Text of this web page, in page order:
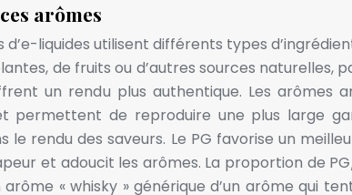
arômes
liquides utilisent différents types
de fruits ou d’autres sources naturelles,
un rendu plus authentique. Les
permettent de reproduire une plus large
rendu des saveurs. Le PG favorise un
et adoucit les arômes. La proportion de
« whisky » générique d’un arôme qui